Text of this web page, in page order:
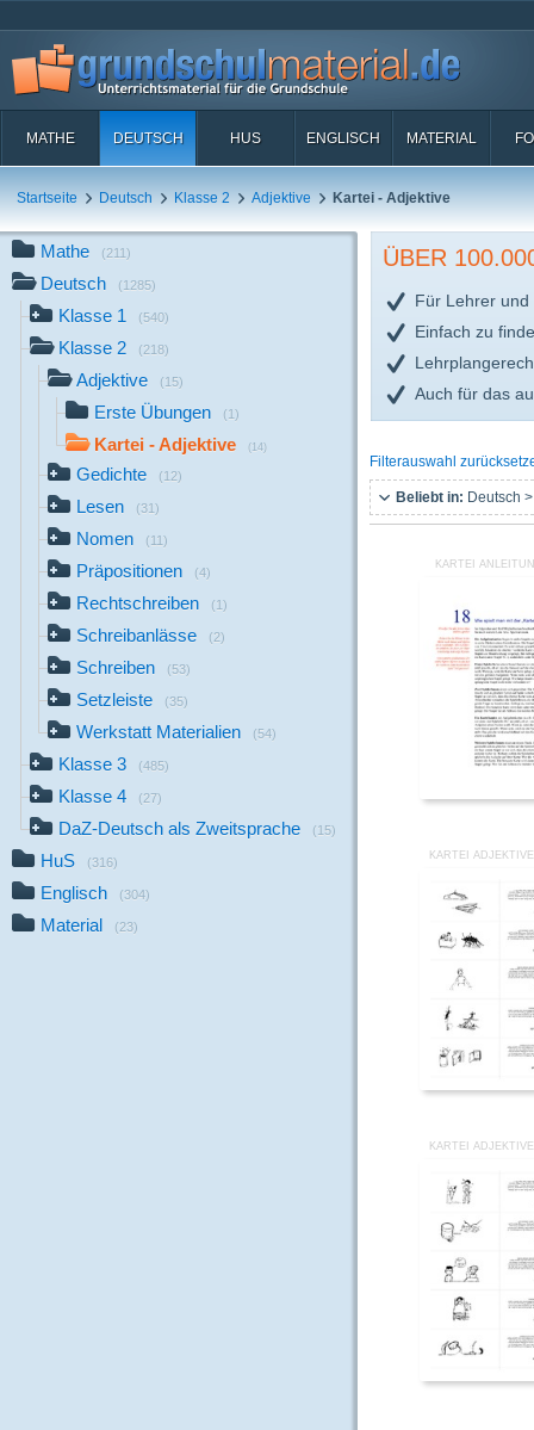
MATHE DEUTSCH HUS ENGLISCH MATERIAL
Startseite Deutsch Klasse 2 Adjektive Kartei - Adjektive
Mathe (211)
Deutsch (1285)
Klasse 1 (540)
Klasse 2 (218)
Adjektive (15)
Erste Übungen (1)
Kartei - Adjektive (14)
Gedichte (12)
Lesen (31)
Nomen (11)
Präpositionen (4)
Rechtschreiben (1)
Schreibanlässe (2)
Schreiben (53)
Setzleiste (35)
Werkstatt Materialien (54)
Klasse 3 (485)
Klasse 4 (27)
DaZ-Deutsch als Zweitsprache (15)
HuS (316)
Englisch (304)
Material (23)
ÜBER
Für Lehrer und
Einfach zu
Auch für das
Filterauswahl
Beliebt in: Deutsch
KARTEI
KARTEI
KARTEI